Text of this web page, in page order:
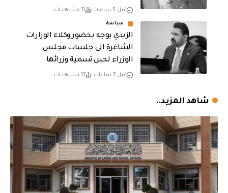
قبل 5 ساعات 11 مشاهدات
سياسة
الزيدي يوجه بحضور وكلاء الوزارات
الشاغرة الى جلسات مجلس
الوزراء لحين تسمية وزرائها
قبل 7 ساعات 17 مشاهدات
شاهد المزيد..